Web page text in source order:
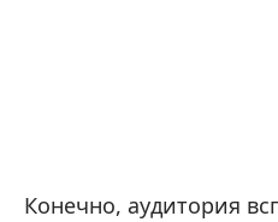
Конечно, аудитория